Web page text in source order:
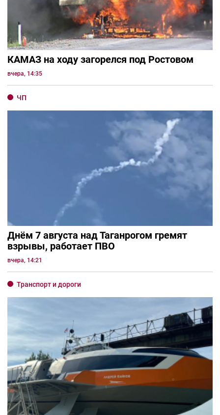
КАМАЗ на ходу загорелся под Ростовом
вчера, 14:35
ЧП
Днём 7 августа над Таганрогом гремят
взрывы, работает ПВО
вчера, 14:21
Транспорт и дороги